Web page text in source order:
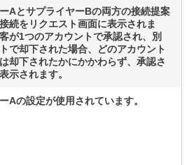
AとサプライヤーBの両方の接続提案
続をリクエスト画面に表示されま
が1つのアカウントで承認され、別
で却下された場合、どのアカウント
却下されたかにかかわらず、承認さ
示されます。
Aの設定が使用されています。